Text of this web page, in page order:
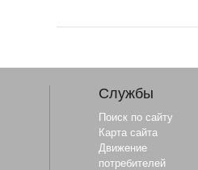
Службы
Поиск по сайту
Карта сайта
Движение
потребителей